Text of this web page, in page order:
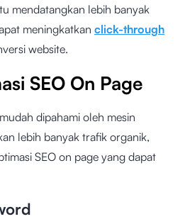
mendatangkan lebih banyak
meningkatkan click-through
website.
SEO On Page
dipahami oleh mesin
lebih banyak trafik organik,
SEO on page yang dapat